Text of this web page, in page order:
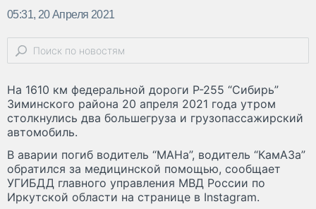
05:31, 20 Апреля 2021
На 1610 км федеральной дороги Р-255 “Сибирь”
Зиминского района 20 апреля 2021 года утром
столкнулись два большегруза и грузопассажирский
автомобиль.
В аварии погиб водитель “МАНа”, водитель “КамАЗа”
обратился за медицинской помощью, сообщает
УГИБДД главного управления МВД России по
Иркутской области на странице в Instagram.